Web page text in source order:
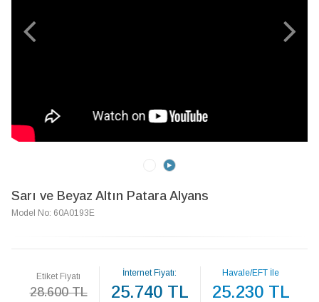
Sarı ve Beyaz Altın Patara Alyans
Model No: 60A0193E
Etiket Fiyatı
28.600 TL
İnternet Fiyatı:
25.740 TL
Havale/EFT İle
25.230 TL